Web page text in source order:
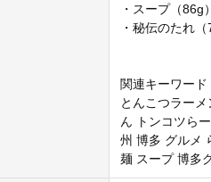
・スープ（86g
・秘伝のたれ
関連キーワー
とんこつラー
ん トンコツら
州 博多 グルメ
麺 スープ 博多